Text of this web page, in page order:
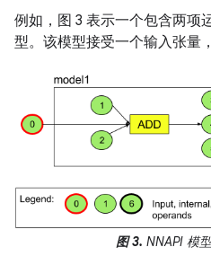
例如，图 3 表示一个包含两项
型。该模型接受一个输入张量
图 3. NNAPI 模